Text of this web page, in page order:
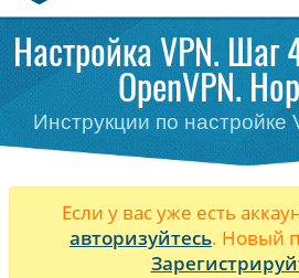
Настройка VPN. Шаг
OpenVPN.
Инструкции по настройке
Если у вас уже есть
авторизуйтесь. Новый